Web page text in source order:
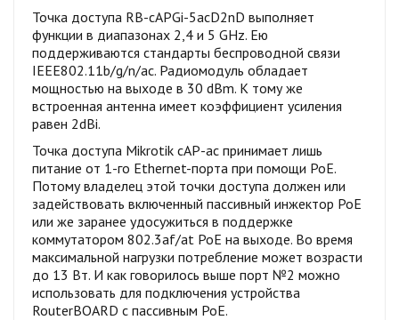
Точка доступа RB-cAPGi-5acD2nD выполняет
функции в диапазонах 2,4 и 5 GHz. Ею
поддерживаются стандарты беспроводной связи
IEEE802.11b/g/n/ac. Радиомодуль обладает
мощностью на выходе в 30 dBm. К тому же
встроенная антенна имеет коэффициент усиления
равен 2dBi.
Точка доступа Mikrotik cAP-ac принимает лишь
питание от 1-го Ethernet-порта при помощи PoE.
Потому владелец этой точки доступа должен или
задействовать включенный пассивный инжектор PoE
или же заранее удосужиться в поддержке
коммутатором 802.3af/at PoE на выходе. Во время
максимальной нагрузки потребление может возрасти
до 13 Вт. И как говорилось выше порт №2 можно
использовать для подключения устройства
RouterBOARD с пассивным PoE.